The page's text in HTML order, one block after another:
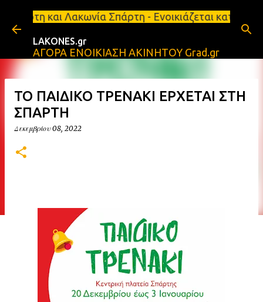
Μετάβαση στο κύριο περιεχόμενο
Σπάρτη - Ενοικιάζεται κατάστημα 134
LAKONES.gr
ΑΓΟΡΑ ΕΝΟΙΚΙΑΣΗ ΑΚΙΝΗΤΟΥ Grad.gr
ΤΟ ΠΑΙΔΙΚΟ ΤΡΕΝΑΚΙ ΕΡΧΕΤΑΙ ΣΤΗ
ΣΠΑΡΤΗ
Δεκεμβρίου 08, 2022